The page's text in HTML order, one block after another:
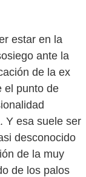
estar en la
ante la
de la ex
el punto de
Y esa suele ser
desconocido
de la muy
de los palos